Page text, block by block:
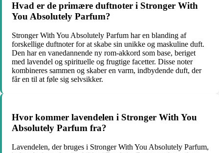
Hvad er de primære duftnoter i Stronger With
You Absolutely Parfum?
Stronger With You Absolutely Parfum har en blanding af
forskellige duftnoter for at skabe sin unikke og maskuline duft.
Den har en vanedannende ny rom-akkord som base, beriget
med lavendel og spirituelle og frugtige facetter. Disse noter
kombineres sammen og skaber en varm, indbydende duft, der
får en til at føle sig selvsikker.
Hvor kommer lavendelen i Stronger With You
Absolutely Parfum fra?
Lavendelen, der bruges i Stronger With You Absolutely Parfum,